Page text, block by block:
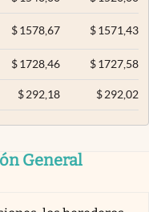
$ 1578,67 $1571,43
$ 1728,46 $1727,58
$ 292,18 $292,02
General